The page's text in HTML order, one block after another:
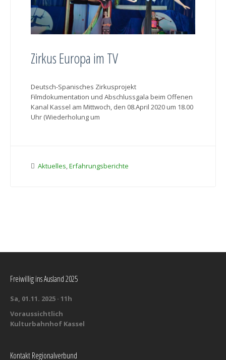
Zirkus Europa im TV
Deutsch-Spanisches Zirkusprojekt
Filmdokumentation und Abschlussgala beim Offenen
Kanal Kassel am Mittwoch, den 08.April 2020 um 18.00
Uhr (Wiederholung um
Aktuelles,Erfahrungsberichte
Freiwillig ins Ausland 2025
Sa, 01.11. 2025 · 11h
Voraussichtlich
Kulturbahnhof Kassel
Kontakt Regionalverbund